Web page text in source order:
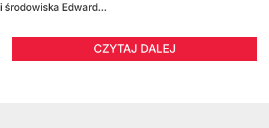
i środowiska Edward...
CZYTAJ DALEJ